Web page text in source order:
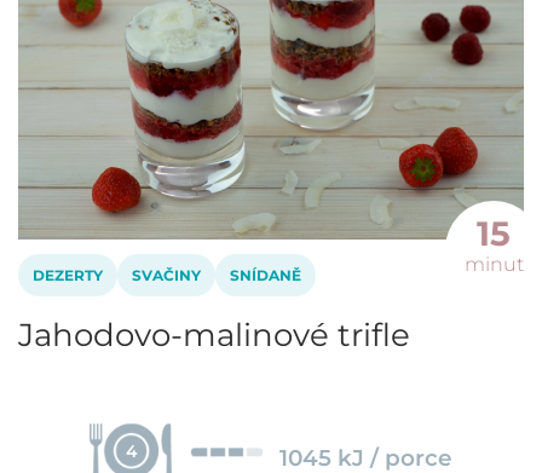
DEZERTY SVAČINY SNÍDANĚ
Jahodovo-malinové trifle
4 1045 kJ / porce
15
minut